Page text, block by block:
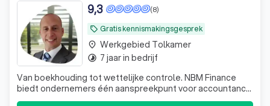
local_offer Gratis kennismakingsgesprek
(8)
9,3
Van boekhouding tot wettelijke controle. NBM Finance
biedt ondernemers één aanspreekpunt voor accountancy,
belastingadvies, audits en financieel advies.
place Werkgebied Tolkamer
timelapse 7 jaar in bedrijf